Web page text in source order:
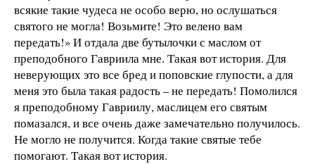
всякие такие чудеса не особо верю, но ослушаться
святого не могла! Возьмите! Это велено вам
передать!» И отдала две бутылочки с маслом от
преподобного Гавриила мне. Такая вот история. Для
неверующих это все бред и поповские глупости, а для
меня это была такая радость – не передать! Помолился
я преподобному Гавриилу, маслицем его святым
помазался, и все очень даже замечательно получилось.
Не могло не получится. Когда такие святые тебе
помогают. Такая вот история.